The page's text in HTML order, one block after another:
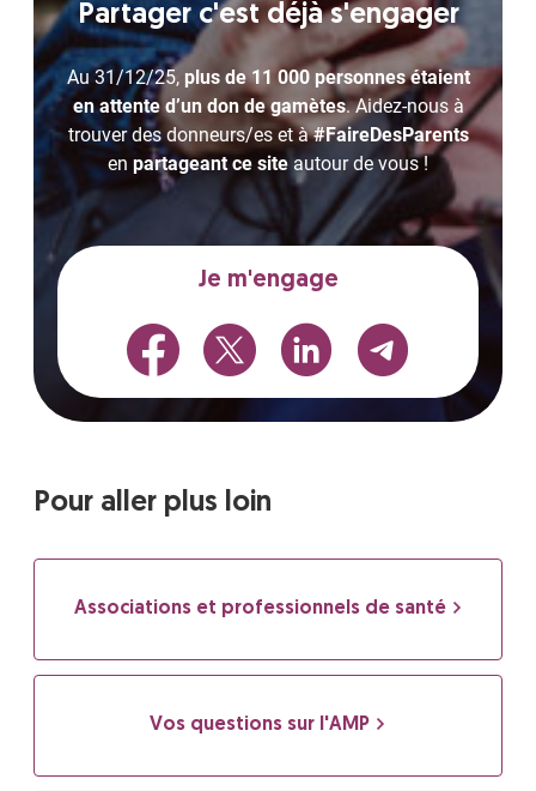
Partager c'est déjà s'engager
Au 31/12/25, plus de 11 000 personnes étaient
en attente d’un don de gamètes. Aidez-nous à
trouver des donneurs/es et à#FaireDesParents
en partageant ce site autour de vous !
Je m'engage
Pour aller plus loin
Associations et professionnels de santé
Vos questions sur l'AMP